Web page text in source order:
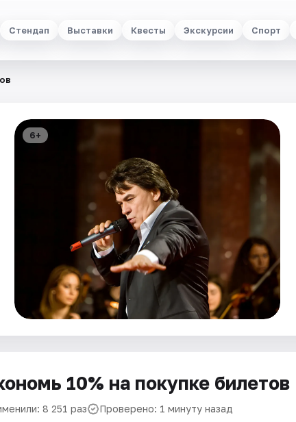
Стендап Выставки Квесты Экскурсии Спорт
6+
10% на покупке билетов
8 251 раз Проверено: 1 минуту назад